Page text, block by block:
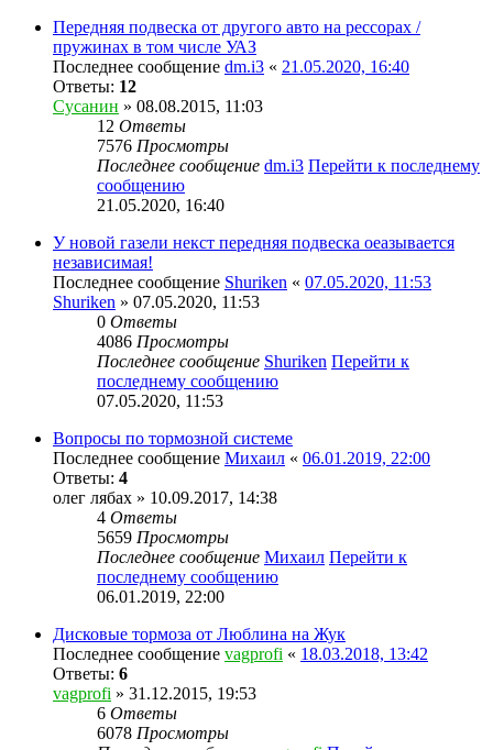
Передняя подвеска от другого авто на рессорах /
пружинах в том числе УАЗ
Последнее сообщение dm.i3 « 21.05.2020, 16:40
Ответы: 12
Сусанин » 08.08.2015, 11:03
12 Ответы
7576 Просмотры
Последнее сообщение dm.i3 Перейти к последнему
сообщению
21.05.2020, 16:40
У новой газели некст передняя подвеска оеазывается
независимая!
Последнее сообщение Shuriken « 07.05.2020, 11:53
Shuriken » 07.05.2020, 11:53
0 Ответы
4086 Просмотры
Последнее сообщение Shuriken Перейти к
последнему сообщению
07.05.2020, 11:53
Вопросы по тормозной системе
Последнее сообщение Михаил « 06.01.2019, 22:00
Ответы: 4
олег лябах » 10.09.2017, 14:38
4 Ответы
5659 Просмотры
Последнее сообщение Михаил Перейти к
последнему сообщению
06.01.2019, 22:00
Дисковые тормоза от Люблина на Жук
Последнее сообщение vagprofi « 18.03.2018, 13:42
Ответы: 6
vagprofi » 31.12.2015, 19:53
6 Ответы
6078 Просмотры